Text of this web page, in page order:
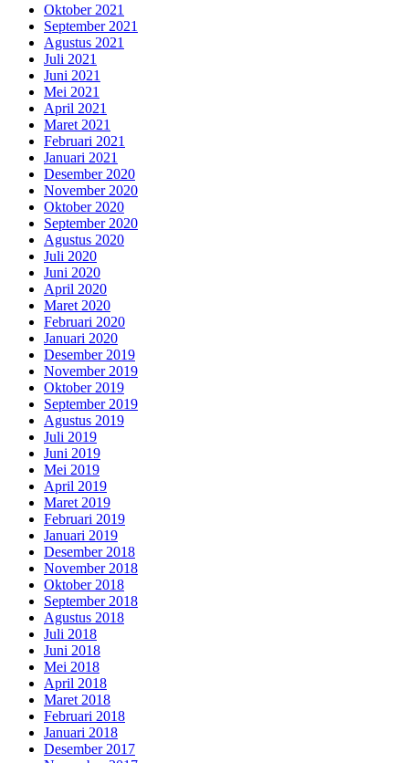
Oktober 2021
September 2021
Agustus 2021
Juli 2021
Juni 2021
Mei 2021
April 2021
Maret 2021
Februari 2021
Januari 2021
Desember 2020
November 2020
Oktober 2020
September 2020
Agustus 2020
Juli 2020
Juni 2020
April 2020
Maret 2020
Februari 2020
Januari 2020
Desember 2019
November 2019
Oktober 2019
September 2019
Agustus 2019
Juli 2019
Juni 2019
Mei 2019
April 2019
Maret 2019
Februari 2019
Januari 2019
Desember 2018
November 2018
Oktober 2018
September 2018
Agustus 2018
Juli 2018
Juni 2018
Mei 2018
April 2018
Maret 2018
Februari 2018
Januari 2018
Desember 2017